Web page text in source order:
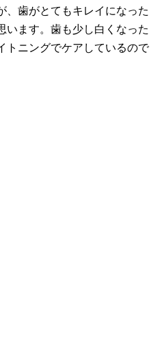
、歯がとてもキレイになった
います。歯も少し白くなった
トニングでケアしているので